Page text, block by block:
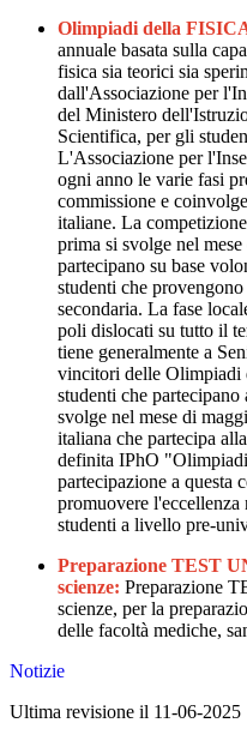
Olimpiadi della
annuale basata sulla
fisica sia teorici sia
dall'Associazione per
del Ministero
Scientifica, per gli
L'Associazione per
ogni anno le varie fasi
commissione e
italiane. La
prima si svolge nel
partecipano su base
studenti che
secondaria. La fase
poli dislocati su tutto il
tiene generalmente a
vincitori delle Olimpiadi
studenti che partecipano
svolge nel mese di
italiana che partecipa
definita IPhO
partecipazione a questa
promuovere
studenti a livello pre-
Preparazione TEST
scienze: Preparazione
scienze, per la
delle facoltà mediche,
Notizie
Ultima revisione il 11-06-2025